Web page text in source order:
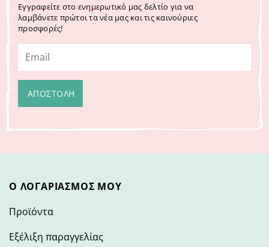
Εγγραφείτε στο ενημερωτικό μας δελτίο για να
λαμβάνετε πρώτοι τα νέα μας και τις καινούριες
προσφορές!
Ο ΛΟΓΑΡΙΑΣΜΌΣ ΜΟΥ
Προϊόντα
Εξέλιξη παραγγελίας